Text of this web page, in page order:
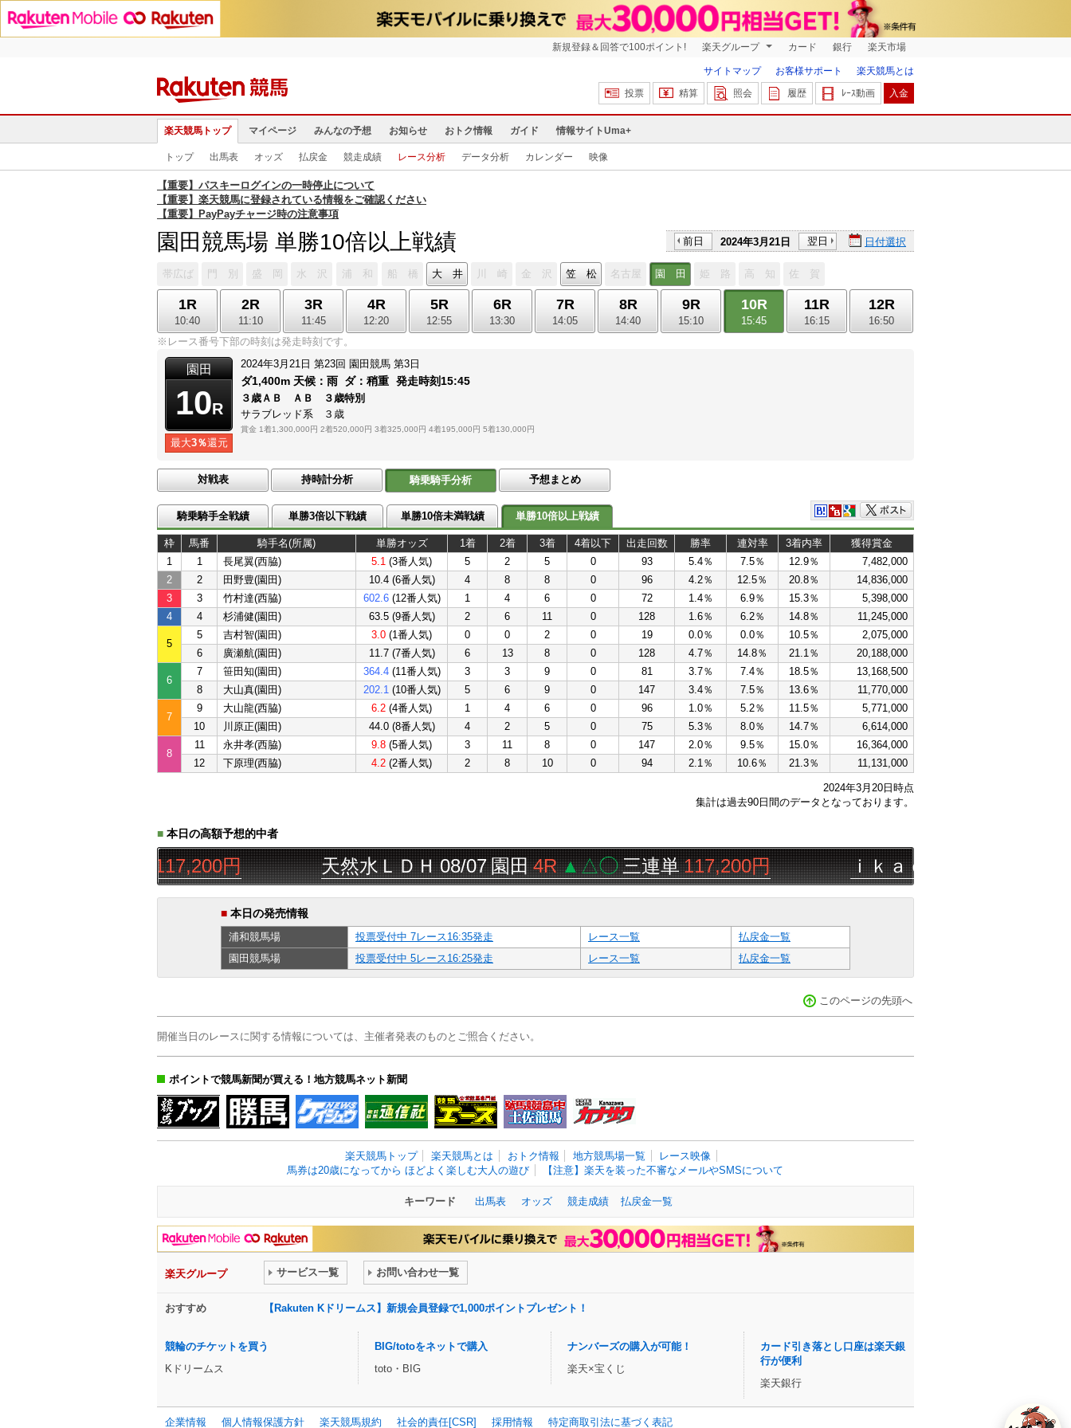
新規登録＆回答で100ポイント! 楽天グループ カード 銀行 楽天市場
サイトマップ お客様サポート
楽天競馬とは
投票
精算 照会 履歴 ﾚｰｽ動画 入金
楽天競馬トップ マイページ みんなの予想 お知らせ おトク情報 ガイド 情報サイトUma+
トップ 出馬表 オッズ 払戻金 競走成績 レース分析 データ分析 カレンダー 映像
【重要】パスキーログインの一時停止について
【重要】楽天競馬に登録されている情報をご確認ください
【重要】PayPayチャージ時の注意事項
園田競馬場 単勝10倍以上戦績 前日 2024年3月21日 翌日 日付選択
帯広ば 門 別 盛 岡 水 沢 浦 和 船 橋 大 井 川 崎 金 沢 笠 松 名古屋 園 田 姫 路 高 知 佐 賀
1R
10:40
2R
11:10
3R
11:45
4R
12:20
5R
12:55
6R
13:30
7R
14:05
8R
14:40
9R
15:10
10R
15:45
11R
16:15
12R
16:50
※レース番号下部の時刻は発走時刻です。
園田
10R
最大3％還元
2024年3月21日 第23回 園田競馬 第3日
ダ1,400m 天候： 雨 ダ：稍重 発走時刻15:45
３歳ＡＢ ＡＢ ３歳特別
サラブレッド系 ３歳
賞金 1着1,300,000円 2着520,000円 3着325,000円 4着195,000円 5着130,000円
対戦表 持時計分析 騎乗騎手分析 予想まとめ
騎乗騎手全戦績 単勝3倍以下戦績 単勝10倍未満戦績 単勝10倍以上戦績
枠 馬番 騎手名(所属) 単勝オッズ 1着 2着 3着 4着以下 出走回数 勝率 連対率 3着内率
獲得賞金
1
1 長尾翼(西脇) 5.1 (3番人気) 5 2 5 0 93 5.4％ 7.5％ 12.9％
7,482,000
2
2 田野豊(園田) 10.4 (6番人気) 4 8 8 0 96 4.2％ 12.5％ 20.8％
14,836,000
3
3 竹村達(西脇) 602.6(12番人気) 1 4 6 0 72 1.4％ 6.9％ 15.3％
5,398,000
4
4 杉浦健(園田) 63.5 (9番人気) 2 6 11 0 128 1.6％ 6.2％ 14.8％ 11,245,000
5
5 吉村智(園田) 3.0 (1番人気) 0 0 2 0 19 0.0％ 0.0％ 10.5％
2,075,000
6
廣瀬航(園田) 11.7 (7番人気) 6 13 8 0 128 4.7％ 14.8％ 21.1％ 20,188,000
6
7 笹田知(園田) 364.4(11番人気) 3 3 9 0 81 3.7％ 7.4％ 18.5％
13,168,500
8
大山真(園田) 202.1 (10番人気) 5 6 9 0 147 3.4％ 7.5％ 13.6％ 11,770,000
7
9 大山龍(西脇) 6.2 (4番人気) 1 4 6 0 96 1.0％ 5.2％ 11.5％
5,771,000
10
川原正(園田) 44.0 (8番人気) 4 2 5 0 75 5.3％ 8.0％ 14.7％ 6,614,000
8
11 永井孝(西脇) 9.8 (5番人気) 3 11 8 0 147 2.0％ 9.5％ 15.0％
16,364,000
12
下原理(西脇) 4.2 (2番人気) 2 8 10 0 94 2.1％ 10.6％ 21.3％ 11,131,000
2024年3月20日時点
集計は過去90日間のデータとなっております。
■ 本日の高額予想的中者
117,200円 天然水ＬＤＨ08/07園田4R▲△◯三連単 117,200円 ｉｋａｏａｎ
■ 本日の発売情報
浦和競馬場 投票受付中 7レース16:35発走 レース一覧
払戻金一覧
園田競馬場 投票受付中 5レース16:25発走 レース一覧 払戻金一覧
このページの先頭へ
開催当日のレースに関する情報については、主催者発表のものとご照合ください。
ポイントで競馬新聞が買える！地方競馬ネット新聞
楽天競馬トップ 楽天競馬とは おトク情報 地方競馬場一覧
レース映像
馬券は20歳になってから ほどよく楽しむ大人の遊び
【注意】楽天を装った不審なメールやSMSについて
キーワード 出馬表 オッズ 競走成績 払戻金一覧
楽天グループ サービス一覧 お問い合わせ一覧
おすすめ 【Rakuten Kドリームス】新規会員登録で1,000ポイントプレゼント！
競輪のチケットを買う
Kドリームス
BIG/totoをネットで購入
toto・BIG
ナンバーズの購入が可能！
楽天×宝くじ
カード引き落とし口座は楽天銀
行が便利
楽天銀行
企業情報 個人情報保護方針 楽天競馬規約 社会的責任[CSR] 採用情報 特定商取引法に基づく表記